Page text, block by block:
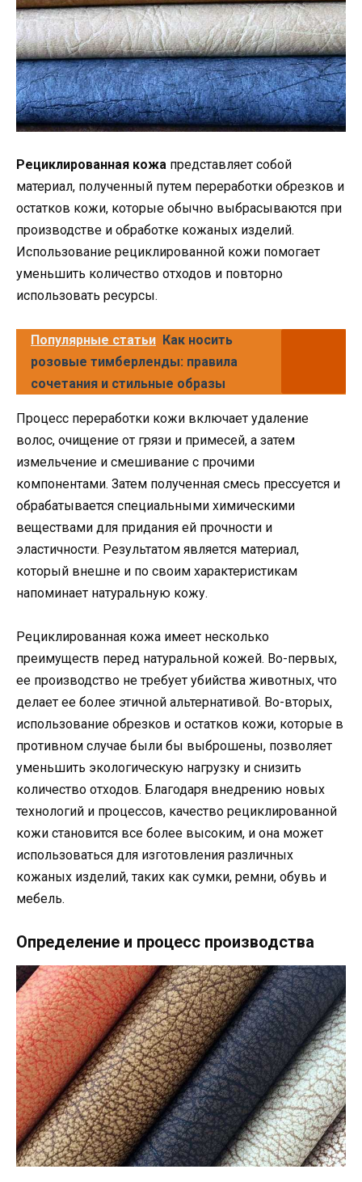
Рециклированная кожа представляет собой
материал, полученный путем переработки обрезков и
остатков кожи, которые обычно выбрасываются при
производстве и обработке кожаных изделий.
Использование рециклированной кожи помогает
уменьшить количество отходов и повторно
использовать ресурсы.
Популярные статьи Как носить
розовые тимберленды: правила
сочетания и стильные образы
Процесс переработки кожи включает удаление
волос, очищение от грязи и примесей, а затем
измельчение и смешивание с прочими
компонентами. Затем полученная смесь прессуется и
обрабатывается специальными химическими
веществами для придания ей прочности и
эластичности. Результатом является материал,
который внешне и по своим характеристикам
напоминает натуральную кожу.
Рециклированная кожа имеет несколько
преимуществ перед натуральной кожей. Во-первых,
ее производство не требует убийства животных, что
делает ее более этичной альтернативой. Во-вторых,
использование обрезков и остатков кожи, которые в
противном случае были бы выброшены, позволяет
уменьшить экологическую нагрузку и снизить
количество отходов. Благодаря внедрению новых
технологий и процессов, качество рециклированной
кожи становится все более высоким, и она может
использоваться для изготовления различных
кожаных изделий, таких как сумки, ремни, обувь и
мебель.
Определение и процесс производства